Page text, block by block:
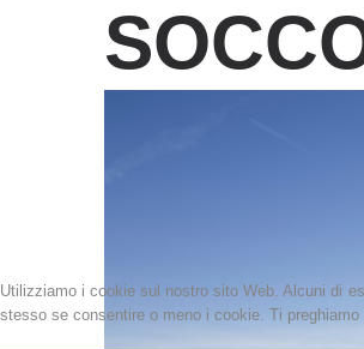
Utilizziamo i cookie sul nostro sito Web. Alcuni di
stesso se consentire o meno i cookie. Ti